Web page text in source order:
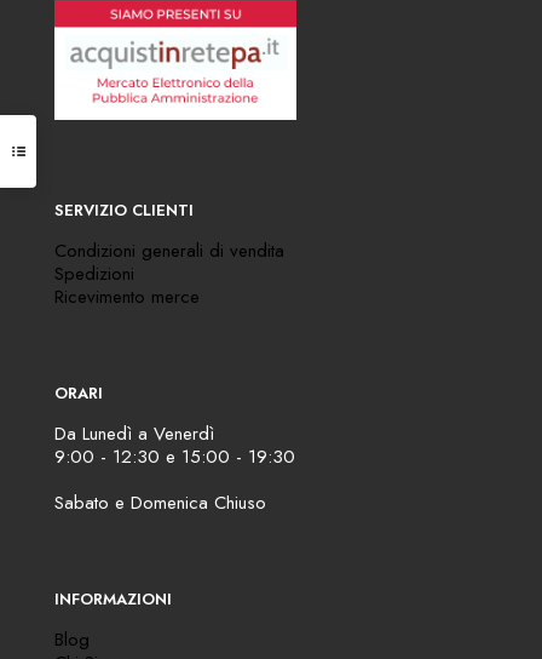
SERVIZIO CLIENTI
Condizioni generali di vendita
Spedizioni
Ricevimento merce
ORARI
Da Lunedì a Venerdì
9:00 - 12:30 e 15:00 - 19:30
Sabato e Domenica Chiuso
INFORMAZIONI
Blog